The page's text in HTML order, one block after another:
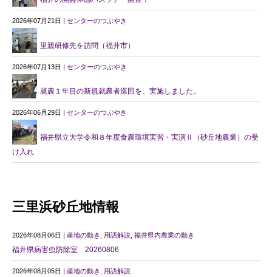
2026年07月21日 | センターのつぶやき
里親研修先を訪問（福井市）
2026年07月13日 | センターのつぶやき
就農１年目の新規就農者巡回を、実施しました。
2026年06月29日 | センターのつぶやき
福井県立大学令和８年度食農環境実習・実演Ⅱ（砂丘地農業）の受
け入れ
三里浜砂丘地情報
2026年08月06日 | 産地の動き 用語解説 福井県内農業の動き
福井県病害虫防除室 20260806
2026年08月05日 | 産地の動き 用語解説